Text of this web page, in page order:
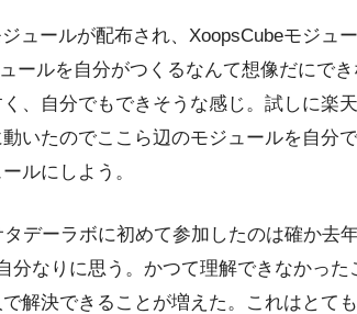
ュールが配布され、XoopsCubeモジュ
ールを自分がつくるなんて想像だにで
、自分でもできそうな感じ。試しに楽
いたのでここら辺のモジュールを自分
ルにしよう。
デーラボに初めて参加したのは確か去
分なりに思う。かつて理解できなかった
解決できることが増えた。これはとて